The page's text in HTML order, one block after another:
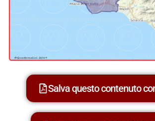
Salva questo contenuto